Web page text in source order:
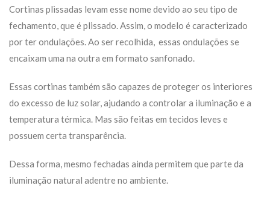
Cortinas plissadas levam esse nome devido ao seu tipo de
fechamento, que é plissado. Assim, o modelo é caracterizado
por ter ondulações. Ao ser recolhida, essas ondulações se
encaixam uma na outra em formato sanfonado.
Essas cortinas também são capazes de proteger os interiores
do excesso de luz solar, ajudando a controlar a iluminação e a
temperatura térmica. Mas são feitas em tecidos leves e
possuem certa transparência.
Dessa forma, mesmo fechadas ainda permitem que parte da
iluminação natural adentre no ambiente.